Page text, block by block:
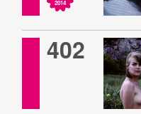
2014
402